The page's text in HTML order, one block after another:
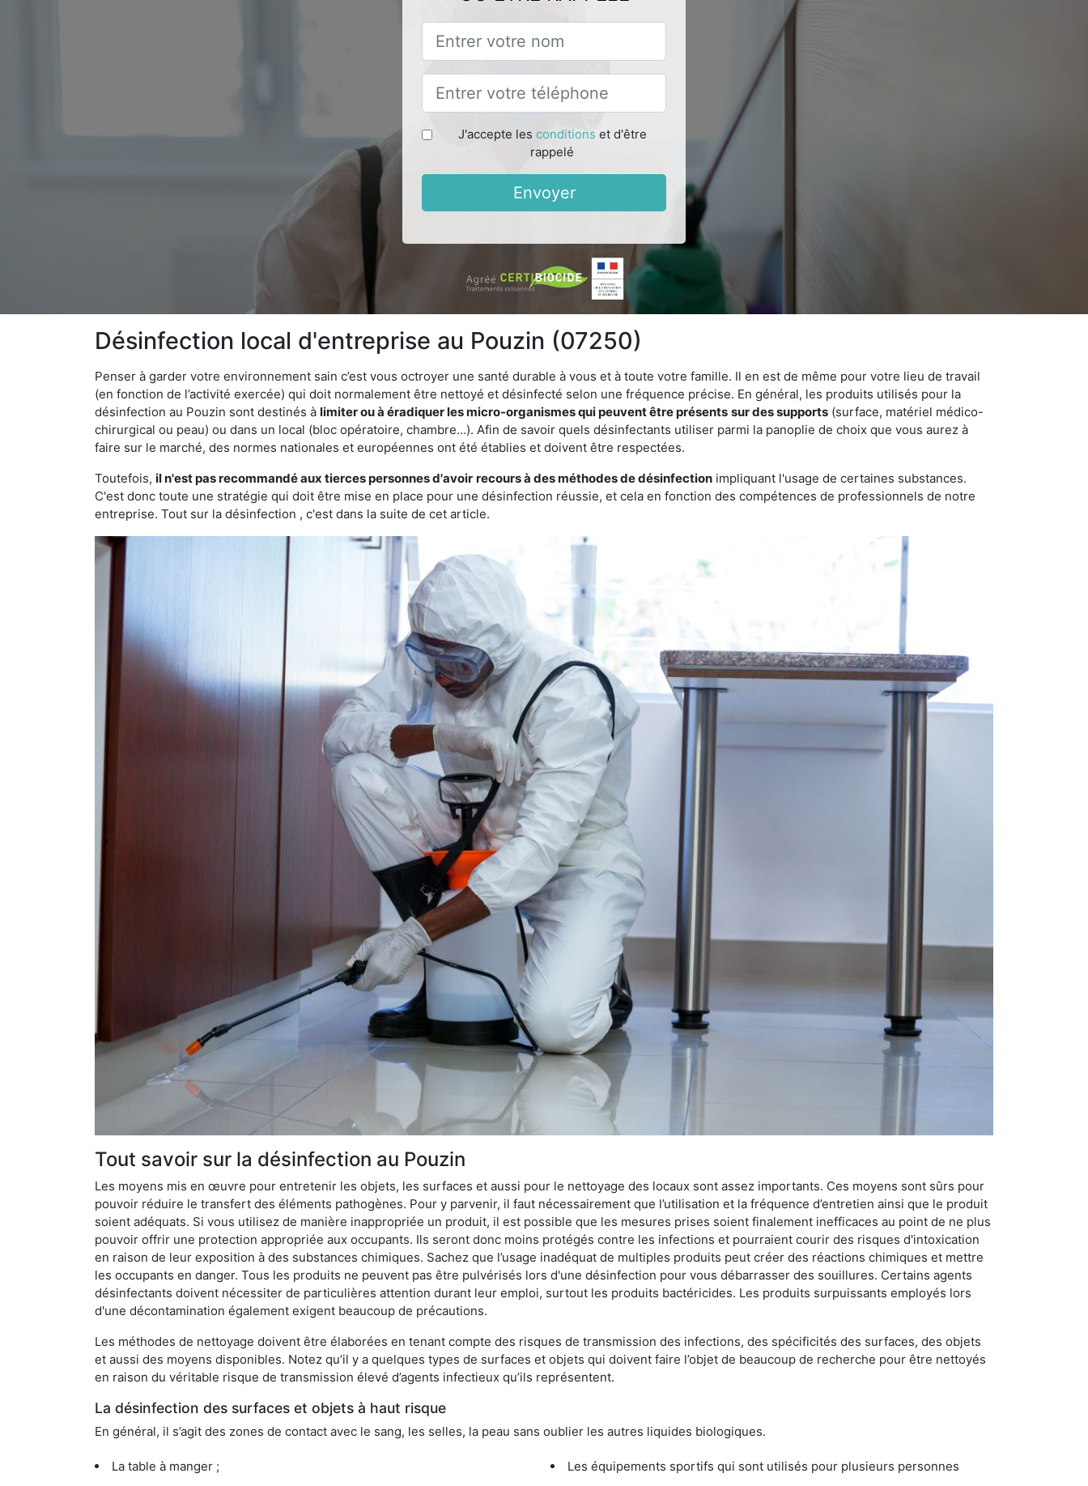
J'accepte les conditions et d'être
rappelé
Envoyer
Désinfection local d'entreprise au Pouzin (07250)
Penser à garder votre environnement sain c’est vous octroyer une santé durable à vous et à toute votre famille. Il en est de même pour votre lieu de travail
(en fonction de l’activité exercée) qui doit normalement être nettoyé et désinfecté selon une fréquence précise. En général, les produits utilisés pour la
désinfection au Pouzin sont destinés à limiter ou à éradiquer les micro-organismes qui peuvent être présents sur des supports (surface, matériel médico-
chirurgical ou peau) ou dans un local (bloc opératoire, chambre…). Afin de savoir quels désinfectants utiliser parmi la panoplie de choix que vous aurez à
faire sur le marché, des normes nationales et européennes ont été établies et doivent être respectées.
Toutefois, il n'est pas recommandé aux tierces personnes d'avoir recours à des méthodes de désinfection impliquant l'usage de certaines substances.
C'est donc toute une stratégie qui doit être mise en place pour une désinfection réussie, et cela en fonction des compétences de professionnels de notre
entreprise. Tout sur la désinfection , c'est dans la suite de cet article.
Tout savoir sur la désinfection au Pouzin
Les moyens mis en œuvre pour entretenir les objets, les surfaces et aussi pour le nettoyage des locaux sont assez importants. Ces moyens sont sûrs pour
pouvoir réduire le transfert des éléments pathogènes. Pour y parvenir, il faut nécessairement que l’utilisation et la fréquence d’entretien ainsi que le produit
soient adéquats. Si vous utilisez de manière inappropriée un produit, il est possible que les mesures prises soient finalement inefficaces au point de ne plus
pouvoir offrir une protection appropriée aux occupants. Ils seront donc moins protégés contre les infections et pourraient courir des risques d'intoxication
en raison de leur exposition à des substances chimiques. Sachez que l’usage inadéquat de multiples produits peut créer des réactions chimiques et mettre
les occupants en danger. Tous les produits ne peuvent pas être pulvérisés lors d'une désinfection pour vous débarrasser des souillures. Certains agents
désinfectants doivent nécessiter de particulières attention durant leur emploi, surtout les produits bactéricides. Les produits surpuissants employés lors
d'une décontamination également exigent beaucoup de précautions.
Les méthodes de nettoyage doivent être élaborées en tenant compte des risques de transmission des infections, des spécificités des surfaces, des objets
et aussi des moyens disponibles. Notez qu’il y a quelques types de surfaces et objets qui doivent faire l’objet de beaucoup de recherche pour être nettoyés
en raison du véritable risque de transmission élevé d’agents infectieux qu’ils représentent.
La désinfection des surfaces et objets à haut risque
En général, il s’agit des zones de contact avec le sang, les selles, la peau sans oublier les autres liquides biologiques.
La table à manger ;
Les équipements sportifs qui sont utilisés pour plusieurs personnes